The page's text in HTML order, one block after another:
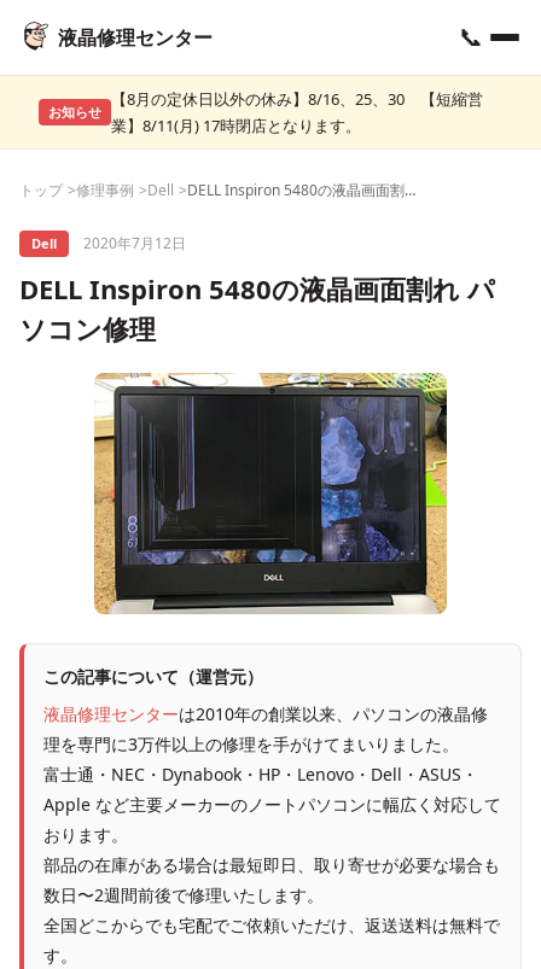
液晶修理センター 📞
お知らせ
【8月の定休日以外の休み】8/16、25、30 【短縮営
業】8/11(月) 17時閉店となります。
トップ 修理事例 Dell DELL Inspiron 5480の液晶画面割れ パソコン修理
Dell 2020年7月12日
DELL Inspiron 5480の液晶画面割れ パ
ソコン修理
この記事について（運営元）
液晶修理センターは2010年の創業以来、パソコンの液晶修
理を専門に3万件以上の修理を手がけてまいりました。
富士通・NEC・Dynabook・HP・Lenovo・Dell・ASUS・
Apple など主要メーカーのノートパソコンに幅広く対応して
おります。
部品の在庫がある場合は最短即日、取り寄せが必要な場合も
数日〜2週間前後で修理いたします。
全国どこからでも宅配でご依頼いただけ、返送送料は無料で
す。